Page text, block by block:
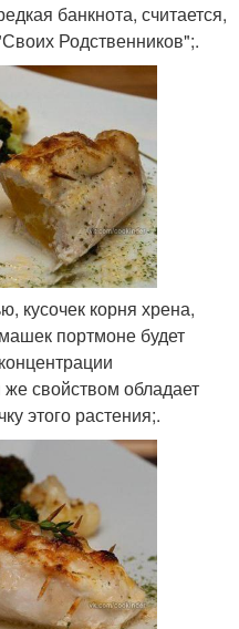
банкнота, считается,
Родственников";.
кусочек корня хрена,
портмоне будет
свойством обладает
этого растения;.